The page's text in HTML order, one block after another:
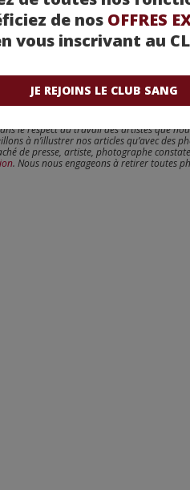
de nos OFFRES
vous inscrivant au
JE REJOINS LE CLUB SANG
le respect du travail des artistes que
à n’illustrer nos articles qu’avec des
de presse, artiste, photographe
. Nous nous engageons à retirer toutes